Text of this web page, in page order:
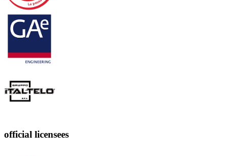
official licensees